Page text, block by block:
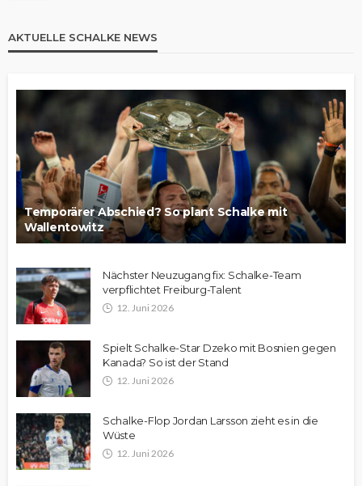
AKTUELLE SCHALKE NEWS
Temporärer Abschied? So plant Schalke mit
Wallentowitz
Nächster Neuzugang fix: Schalke-Team
verpflichtet Freiburg-Talent
12. Juni 2026
Spielt Schalke-Star Dzeko mit Bosnien gegen
Kanada? So ist der Stand
12. Juni 2026
Schalke-Flop Jordan Larsson zieht es in die
Wüste
12. Juni 2026